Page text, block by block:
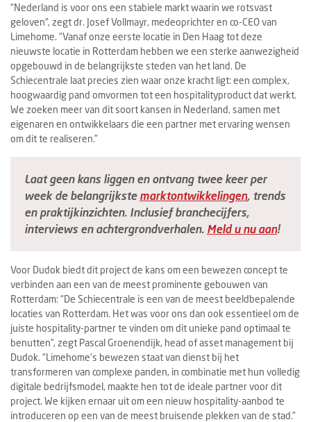
“Nederland is voor ons een stabiele markt waarin we rotsvast
geloven”, zegt dr. Josef Vollmayr, medeoprichter en co-CEO van
Limehome. “Vanaf onze eerste locatie in Den Haag tot deze
nieuwste locatie in Rotterdam hebben we een sterke aanwezigheid
opgebouwd in de belangrijkste steden van het land. De
Schiecentrale laat precies zien waar onze kracht ligt: een complex,
hoogwaardig pand omvormen tot een hospitalityproduct dat werkt.
We zoeken meer van dit soort kansen in Nederland, samen met
eigenaren en ontwikkelaars die een partner met ervaring wensen
om dit te realiseren.”
Laat geen kans liggen en ontvang twee keer per
week de belangrijkste marktontwikkelingen , trends
en praktijkinzichten. Inclusief branchecijfers,
interviews en achtergrondverhalen. Meld u nu aan!
Voor Dudok biedt dit project de kans om een bewezen concept te
verbinden aan een van de meest prominente gebouwen van
Rotterdam: “De Schiecentrale is een van de meest beeldbepalende
locaties van Rotterdam. Het was voor ons dan ook essentieel om de
juiste hospitality-partner te vinden om dit unieke pand optimaal te
benutten”, zegt Pascal Groenendijk, head of asset management bij
Dudok. “Limehome’s bewezen staat van dienst bij het
transformeren van complexe panden, in combinatie met hun volledig
digitale bedrijfsmodel, maakte hen tot de ideale partner voor dit
project. We kijken ernaar uit om een nieuw hospitality-aanbod te
introduceren op een van de meest bruisende plekken van de stad.”